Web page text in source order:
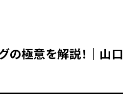
の極意を解説！｜山